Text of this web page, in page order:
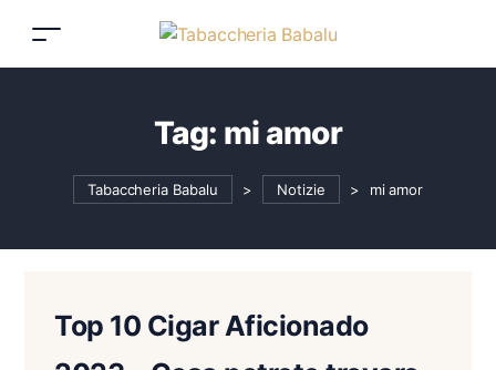
Tag: mi amor
Tabaccheria Babalu > Notizie > mi amor
Top 10 Cigar Aficionado